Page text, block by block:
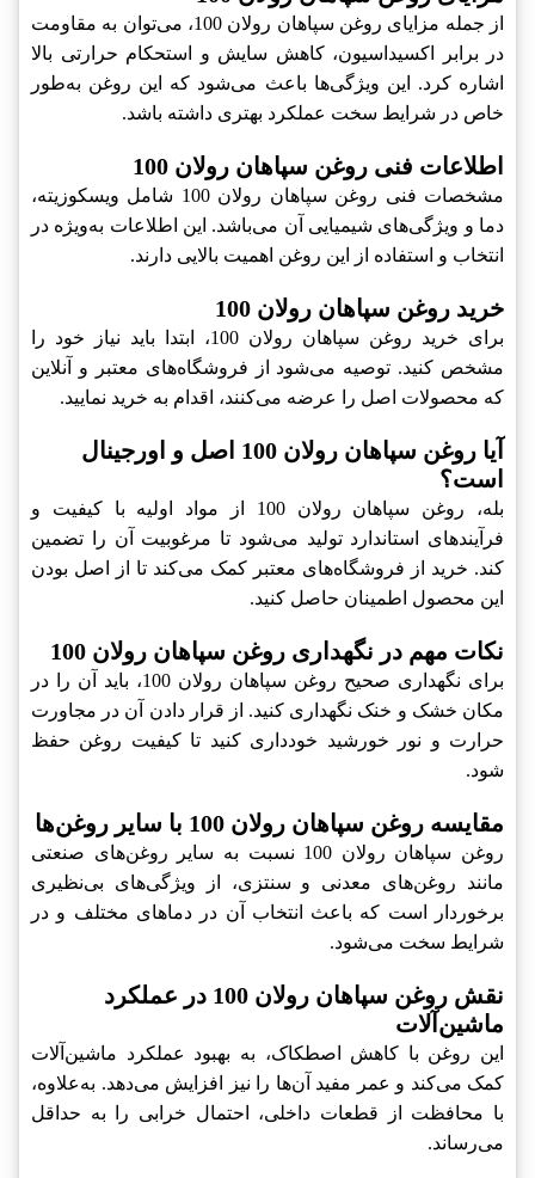
از جمله مزایای روغن سپاهان رولان 100، می‌توان به مقاومت
در برابر اکسیداسیون، کاهش سایش و استحکام حرارتی بالا
اشاره کرد. این ویژگی‌ها باعث می‌شود که این روغن به‌طور
خاص در شرایط سخت عملکرد بهتری داشته باشد.
اطلاعات فنی روغن سپاهان رولان 100
مشخصات فنی روغن سپاهان رولان 100 شامل ویسکوزیته،
دما و ویژگی‌های شیمیایی آن می‌باشد. این اطلاعات به‌ویژه در
انتخاب و استفاده از این روغن اهمیت بالایی دارند.
خرید روغن سپاهان رولان 100
برای خرید روغن سپاهان رولان 100، ابتدا باید نیاز خود را
مشخص کنید. توصیه می‌شود از فروشگاه‌های معتبر و آنلاین
که محصولات اصل را عرضه می‌کنند، اقدام به خرید نمایید.
آیا روغن سپاهان رولان 100 اصل و اورجینال
است؟
بله، روغن سپاهان رولان 100 از مواد اولیه با کیفیت و
فرآیندهای استاندارد تولید می‌شود تا مرغوبیت آن را تضمین
کند. خرید از فروشگاه‌های معتبر کمک می‌کند تا از اصل بودن
این محصول اطمینان حاصل کنید.
نکات مهم در نگهداری روغن سپاهان رولان 100
برای نگهداری صحیح روغن سپاهان رولان 100، باید آن را در
مکان خشک و خنک نگهداری کنید. از قرار دادن آن در مجاورت
حرارت و نور خورشید خودداری کنید تا کیفیت روغن حفظ
شود.
مقایسه روغن سپاهان رولان 100 با سایر روغن‌ها
روغن سپاهان رولان 100 نسبت به سایر روغن‌های صنعتی
مانند روغن‌های معدنی و سنتزی، از ویژگی‌های بی‌نظیری
برخوردار است که باعث انتخاب آن در دماهای مختلف و در
شرایط سخت می‌شود.
نقش روغن سپاهان رولان 100 در عملکرد
ماشین‌آلات
این روغن با کاهش اصطکاک، به بهبود عملکرد ماشین‌آلات
کمک می‌کند و عمر مفید آن‌ها را نیز افزایش می‌دهد. به‌علاوه،
با محافظت از قطعات داخلی، احتمال خرابی را به حداقل
می‌رساند.